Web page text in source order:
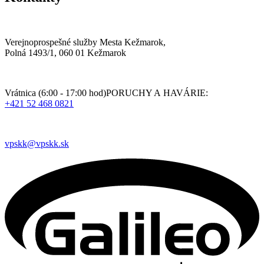
Verejnoprospešné služby Mesta Kežmarok,
Polná 1493/1, 060 01 Kežmarok
Vrátnica (6:00 - 17:00 hod)PORUCHY A HAVÁRIE:
+421 52 468 0821
vpskk@vpskk.sk